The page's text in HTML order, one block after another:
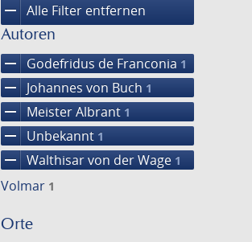
remove Alle Filter entfernen
Autoren
remove Godefridus de Franconia 1
remove Johannes von Buch 1
remove Meister Albrant 1
remove Unbekannt 1
remove Walthisar von der Wage 1
Volmar 1
Orte